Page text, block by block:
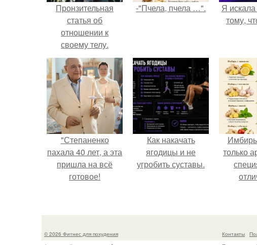
Пронзительная
статья об
отношении к
своему телу.
-"Пчела, пчела …".
Я
тому,
"Степаненко
пахала 40 лет, а эта
пришла на всё
готовое!
Как накачать
ягодицы и не
угробить суставы.
только
и
© 2026 Фитнес для похудения Контакты